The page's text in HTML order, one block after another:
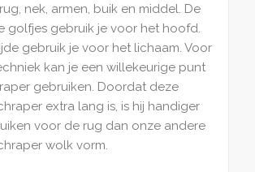
nek, armen, buik en middel. De
golfjes gebruik je voor het hoofd.
gebruik je voor het lichaam. Voor
kan je een willekeurige punt
gebruiken. Doordat deze
extra lang is, is hij handiger
voor de rug dan onze andere
wolk vorm.